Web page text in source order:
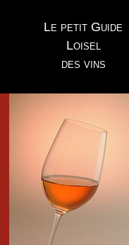
Le petit Guide
Loisel
des vins